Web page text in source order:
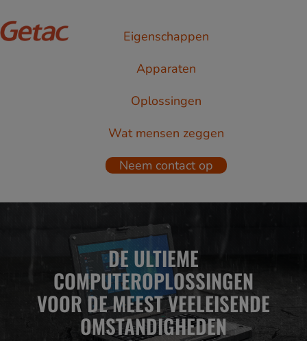
Eigenschappen
Apparaten
Oplossingen
Wat mensen zeggen
Neem contact op
DE ULTIEME
COMPUTEROPLOSSINGEN
VOOR DE MEEST VEELEISENDE
OMSTANDIGHEDEN